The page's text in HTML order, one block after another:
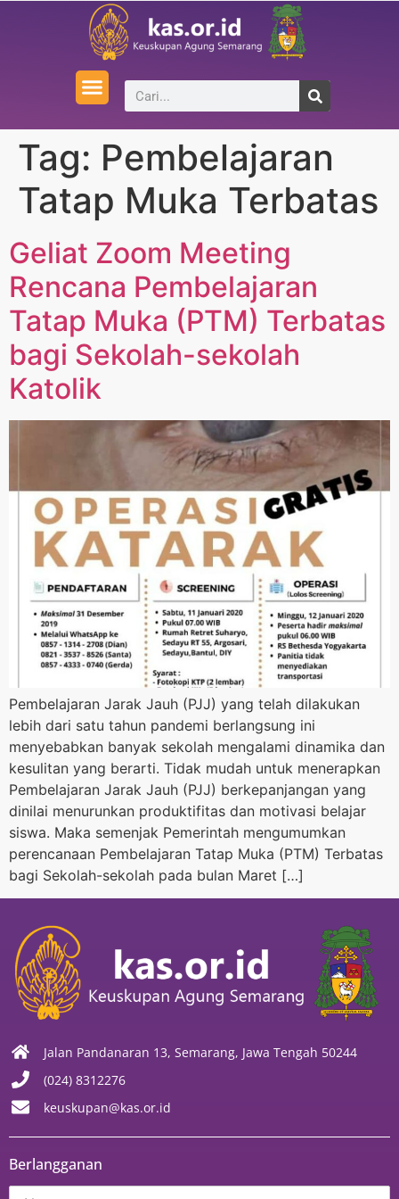
Tag: Pembelajaran
Tatap Muka Terbatas
Geliat Zoom Meeting
Rencana Pembelajaran
Tatap Muka (PTM) Terbatas
bagi Sekolah-sekolah
Katolik
Pembelajaran Jarak Jauh (PJJ) yang telah dilakukan
lebih dari satu tahun pandemi berlangsung ini
menyebabkan banyak sekolah mengalami dinamika dan
kesulitan yang berarti. Tidak mudah untuk menerapkan
Pembelajaran Jarak Jauh (PJJ) berkepanjangan yang
dinilai menurunkan produktifitas dan motivasi belajar
siswa. Maka semenjak Pemerintah mengumumkan
perencanaan Pembelajaran Tatap Muka (PTM) Terbatas
bagi Sekolah-sekolah pada bulan Maret […]
Jalan Pandanaran 13, Semarang, Jawa Tengah 50244
(024) 8312276
keuskupan@kas.or.id
Berlangganan